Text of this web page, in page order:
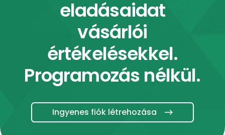
eladásaidat
vásárlói
értékelésekkel.
Programozás nélkül.
Ingyenes fiók létrehozása